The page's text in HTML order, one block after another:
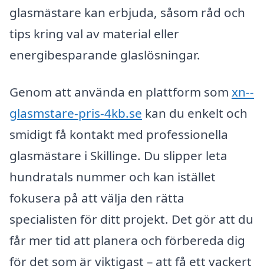
glasmästare kan erbjuda, såsom råd och
tips kring val av material eller
energibesparande glaslösningar.
Genom att använda en plattform som xn--
glasmstare-pris-4kb.se kan du enkelt och
smidigt få kontakt med professionella
glasmästare i Skillinge. Du slipper leta
hundratals nummer och kan istället
fokusera på att välja den rätta
specialisten för ditt projekt. Det gör att du
får mer tid att planera och förbereda dig
för det som är viktigast – att få ett vackert